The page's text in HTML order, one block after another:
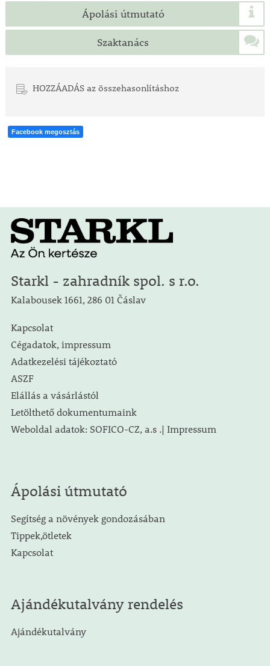
Ápolási útmutató
Szaktanács
HOZZÁADÁS az összehasonlításhoz
Facebook megosztás
Starkl - zahradník spol. s r.o.
Kalabousek 1661, 286 01 Čáslav
Kapcsolat
Cégadatok, impressum
Adatkezelési tájékoztató
ASZF
Elállás a vásárlástól
Letölthető dokumentumaink
Weboldal adatok: SOFICO-CZ, a.s .| Impressum
Ápolási útmutató
Segítség a növények gondozásában
Tippek,ötletek
Kapcsolat
Ajándékutalvány rendelés
Ajándékutalvány